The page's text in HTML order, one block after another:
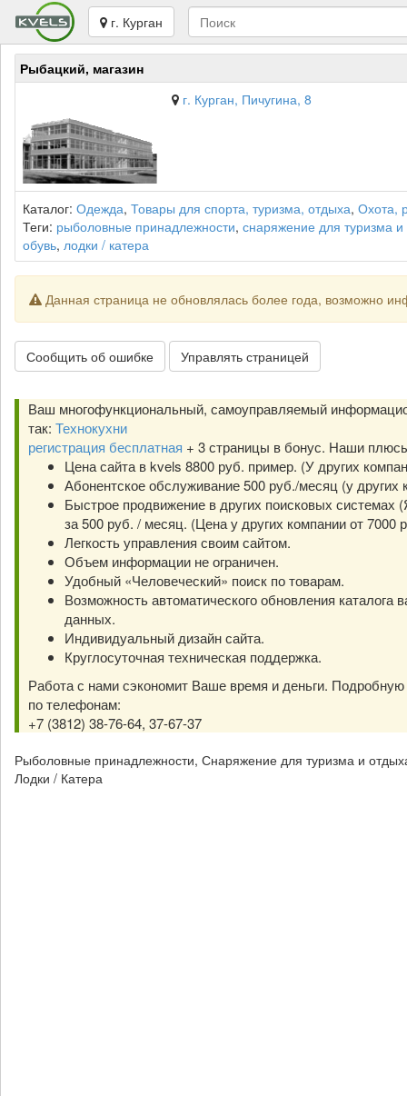
г. Курган
Рыбацкий, магазин
г. Курган, Пичугина, 8
Каталог: Одежда, Товары для спорта, туризма, отдыха, Охота,
Теги: рыболовные принадлежности, снаряжение для туризма
обувь, лодки / катера
Данная страница не обновлялась более года, возможно
Сообщить об ошибке Управлять страницей
Ваш многофункциональный, самоуправляемый
так: Технокухни
регистрация бесплатная + 3 страницы в бонус. Наши
Цена сайта в kvels 8800 руб. пример. (У других
Абонентское обслуживание 500 руб./месяц (у других
Быстрое продвижение в других поисковых системах
за 500 руб. / месяц. (Цена у других компании от 7000
Легкость управления своим сайтом.
Объем информации не ограничен.
Удобный «Человеческий» поиск по товарам.
Возможность автоматического обновления каталога
данных.
Индивидуальный дизайн сайта.
Круглосуточная техническая поддержка.
Работа с нами сэкономит Ваше время и деньги.
по телефонам:
+7 (3812) 38-76-64, 37-67-37
Рыболовные принадлежности, Снаряжение для туризма и
Лодки / Катера